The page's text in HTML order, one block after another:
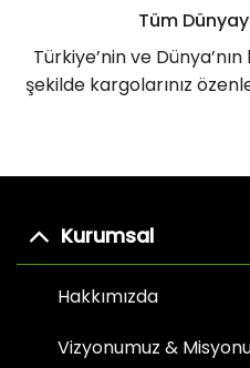
Tüm
Türkiye’nin ve
şekilde kargolarınız
Kurumsal
Hakkımızda
Vizyonumuz &